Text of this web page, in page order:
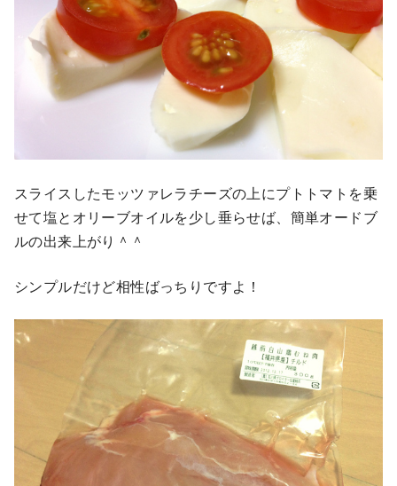
スライスしたモッツァレラチーズの上にプトトマトを乗
せて塩とオリーブオイルを少し垂らせば、簡単オードブ
ルの出来上がり＾＾
シンプルだけど相性ばっちりですよ！